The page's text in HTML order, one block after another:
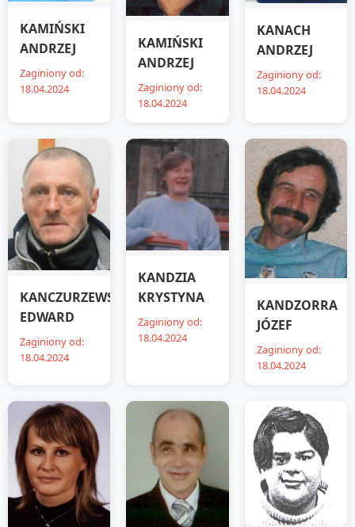
KAMIŃSKI
ANDRZEJ
Zaginiony od:
18.04.2024
KAMIŃSKI
ANDRZEJ
Zaginiony od:
18.04.2024
KANACH
ANDRZEJ
Zaginiony od:
18.04.2024
KANCZURZEWSKI
EDWARD
Zaginiony od:
18.04.2024
KANDZIA
KRYSTYNA
Zaginiony od:
18.04.2024
KANDZORRA
JÓZEF
Zaginiony od:
18.04.2024